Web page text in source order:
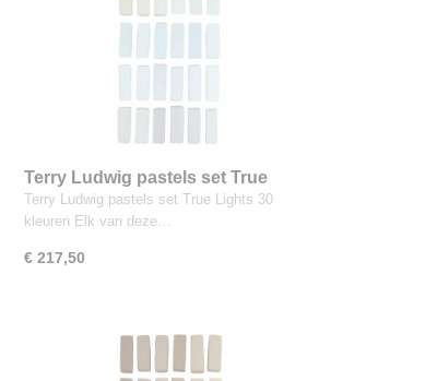
Terry Ludwig pastels set True
Lights 30 kleuren
Terry Ludwig pastels set True Lights 30
kleuren Elk van deze…
€ 217,50